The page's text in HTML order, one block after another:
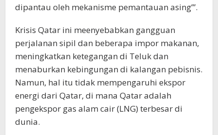
dipantau oleh mekanisme pemantauan asing’”.
Krisis Qatar ini meenyebabkan gangguan
perjalanan sipil dan beberapa impor makanan,
meningkatkan ketegangan di Teluk dan
menaburkan kebingungan di kalangan pebisnis.
Namun, hal itu tidak mempengaruhi ekspor
energi dari Qatar, di mana Qatar adalah
pengekspor gas alam cair (LNG) terbesar di
dunia.